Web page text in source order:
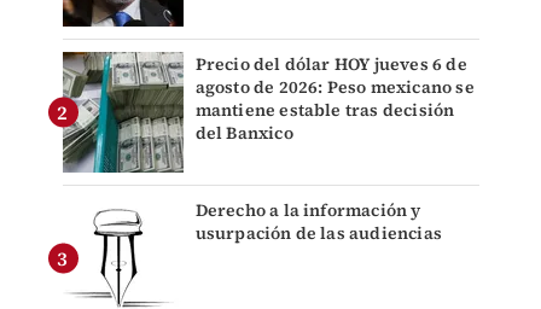
Precio del dólar HOY jueves 6 de
agosto de 2026: Peso mexicano se
mantiene estable tras decisión
del Banxico
Derecho a la información y
usurpación de las audiencias